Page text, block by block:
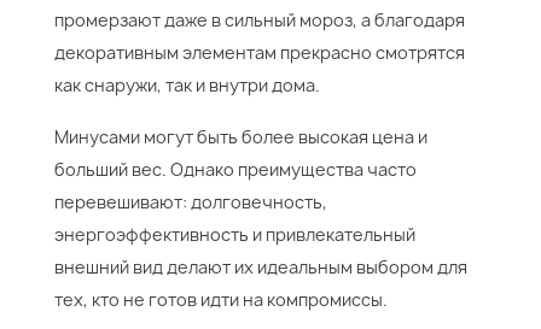
промерзают даже в сильный мороз, а благодаря
декоративным элементам прекрасно смотрятся
как снаружи, так и внутри дома.
Минусами могут быть более высокая цена и
больший вес. Однако преимущества часто
перевешивают: долговечность,
энергоэффективность и привлекательный
внешний вид делают их идеальным выбором для
тех, кто не готов идти на компромиссы.